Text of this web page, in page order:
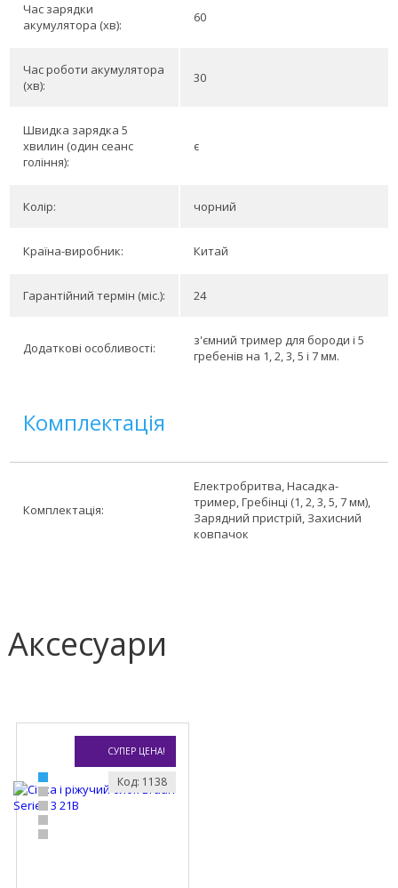
Час зарядки
акумулятора (хв):
60
Час роботи акумулятора
(хв):
30
Швидка зарядка 5
хвилин (один сеанс
гоління):
є
Колір: чорний
Країна-виробник: Китай
Гарантійний термін (міс.): 24
Додаткові особливості:
з'ємний тример для бороди і 5
гребенів на 1, 2, 3, 5 і 7 мм.
Комплектація
Комплектація:
Електробритва, Насадка-
тример, Гребінці (1, 2, 3, 5, 7 мм),
Зарядний пристрій, Захисний
ковпачок
Аксесуари
СУПЕР ЦЕНА!
Код: 1138